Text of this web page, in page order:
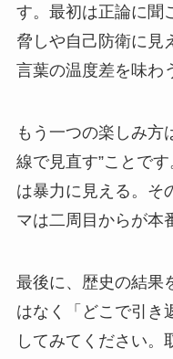
す。最初は正論に聞
脅しや自己防衛に見
言葉の温度差を味わ
もう一つの楽しみ方
線で見直す”ことで
は暴力に見える。そ
マは二周目からが本
最後に、歴史の結果
はなく「どこで引き
してみてください。